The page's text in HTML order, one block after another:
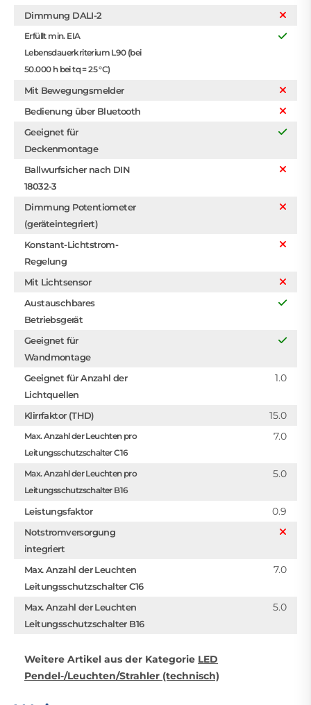
Dimmung DALI-2
Erfüllt min. EIA
Lebensdauerkriterium L90 (bei
50.000 h bei tq = 25 °C)
Mit Bewegungsmelder
Bedienung über Bluetooth
Geeignet für
Deckenmontage
Ballwurfsicher nach DIN
18032-3
Dimmung Potentiometer
(geräteintegriert)
Konstant-Lichtstrom-
Regelung
Mit Lichtsensor
Austauschbares
Betriebsgerät
Geeignet für
Wandmontage
Geeignet für Anzahl der
Lichtquellen
1.0
Klirrfaktor (THD) 15.0
Max. Anzahl der Leuchten pro
Leitungsschutzschalter C16
7.0
Max. Anzahl der Leuchten pro
Leitungsschutzschalter B16
5.0
Leistungsfaktor 0.9
Notstromversorgung
integriert
Max. Anzahl der Leuchten
Leitungsschutzschalter C16
7.0
Max. Anzahl der Leuchten
Leitungsschutzschalter B16
5.0
Weitere Artikel aus der Kategorie LED
Pendel-/Leuchten/Strahler (technisch)